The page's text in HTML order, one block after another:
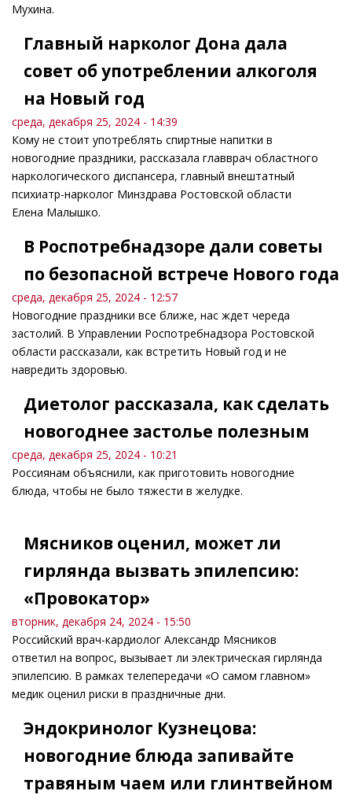
Мухина.
Главный нарколог Дона дала
совет об употреблении алкоголя
на Новый год
среда, декабря 25, 2024 - 14:39
Кому не стоит употреблять спиртные напитки в
новогодние праздники, рассказала главврач областного
наркологического диспансера, главный внештатный
психиатр-нарколог Минздрава Ростовской области
Елена Малышко.
В Роспотребнадзоре дали советы
по безопасной встрече Нового года
среда, декабря 25, 2024 - 12:57
Новогодние праздники все ближе, нас ждет череда
застолий. В Управлении Роспотребнадзора Ростовской
области рассказали, как встретить Новый год и не
навредить здоровью.
Диетолог рассказала, как сделать
новогоднее застолье полезным
среда, декабря 25, 2024 - 10:21
Россиянам объяснили, как приготовить новогодние
блюда, чтобы не было тяжести в желудке.
Мясников оценил, может ли
гирлянда вызвать эпилепсию:
«Провокатор»
вторник, декабря 24, 2024 - 15:50
Российский врач-кардиолог Александр Мясников
ответил на вопрос, вызывает ли электрическая гирлянда
эпилепсию. В рамках телепередачи «О самом главном»
медик оценил риски в праздничные дни.
Эндокринолог Кузнецова:
новогодние блюда запивайте
травяным чаем или глинтвейном